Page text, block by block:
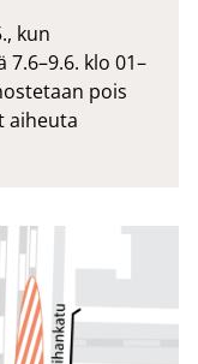
kun
klo 01–
pois
aiheuta